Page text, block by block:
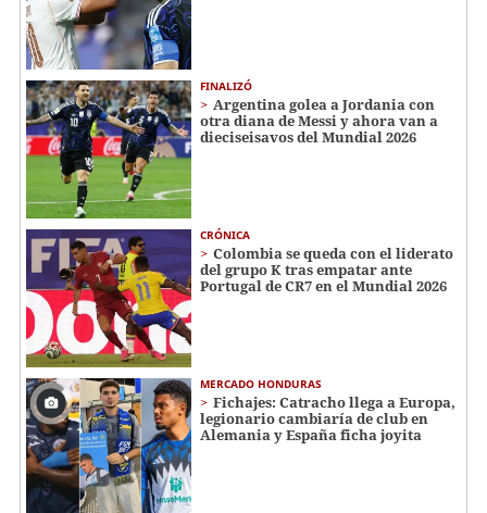
FINALIZÓ
Argentina golea a Jordania con
otra diana de Messi y ahora van a
dieciseisavos del Mundial 2026
CRÓNICA
Colombia se queda con el liderato
del grupo K tras empatar ante
Portugal de CR7 en el Mundial 2026
MERCADO HONDURAS
Fichajes: Catracho llega a Europa,
legionario cambiaría de club en
Alemania y España ficha joyita